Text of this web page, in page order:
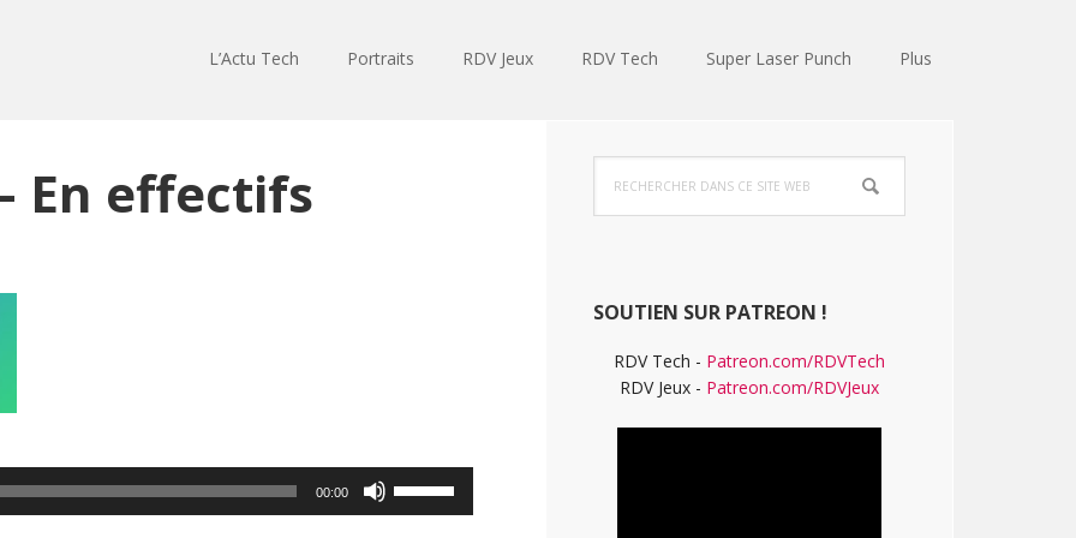
L’Actu Tech Portraits RDV Jeux RDV Tech Super Laser Punch Plus
En effectifs
00:00
les
Barre
latérale
dans
ce
SOUTIEN SUR PATREON !
RDV Tech - Patreon.com/RDVTech
RDV Jeux - Patreon.com/RDVJeux